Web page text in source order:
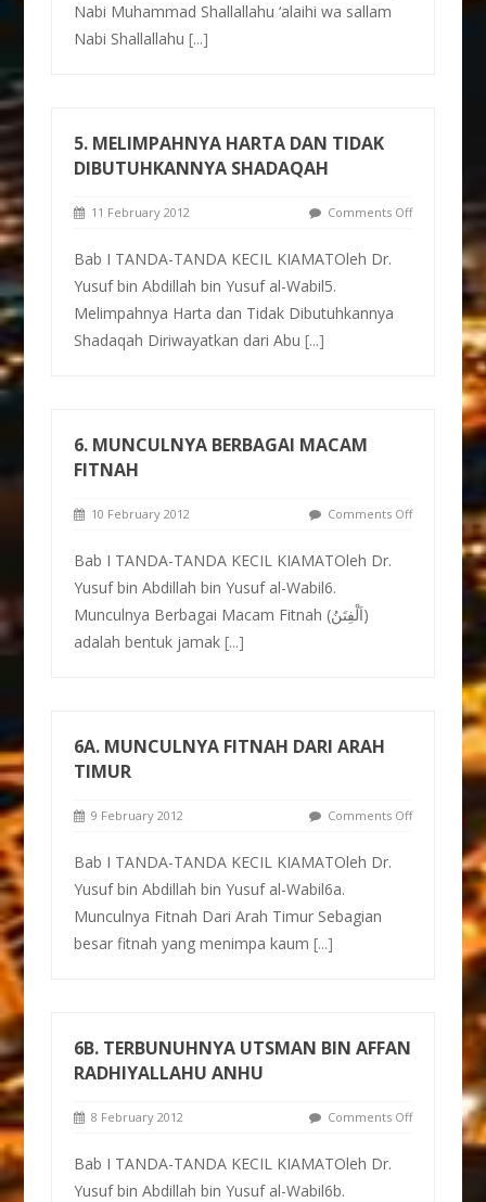
Nabi Muhammad Shallallahu ‘alaihi wa sallam
Nabi Shallallahu[...]
5. MELIMPAHNYA HARTA DAN TIDAK
DIBUTUHKANNYA SHADAQAH
11 February 2012 Comments Off
Bab I TANDA-TANDA KECIL KIAMATOleh Dr.
Yusuf bin Abdillah bin Yusuf al-Wabil5.
Melimpahnya Harta dan Tidak Dibutuhkannya
Shadaqah Diriwayatkan dari Abu[...]
6. MUNCULNYA BERBAGAI MACAM
FITNAH
10 February 2012 Comments Off
Bab I TANDA-TANDA KECIL KIAMATOleh Dr.
Yusuf bin Abdillah bin Yusuf al-Wabil6.
Munculnya Berbagai Macam Fitnah (اَلْفِتَنُ)
adalah bentuk jamak[...]
6A. MUNCULNYA FITNAH DARI ARAH
TIMUR
9 February 2012 Comments Off
Bab I TANDA-TANDA KECIL KIAMATOleh Dr.
Yusuf bin Abdillah bin Yusuf al-Wabil6a.
Munculnya Fitnah Dari Arah Timur Sebagian
besar fitnah yang menimpa kaum[...]
6B. TERBUNUHNYA UTSMAN BIN AFFAN
RADHIYALLAHU ANHU
8 February 2012 Comments Off
Bab I TANDA-TANDA KECIL KIAMATOleh Dr.
Yusuf bin Abdillah bin Yusuf al-Wabil6b.